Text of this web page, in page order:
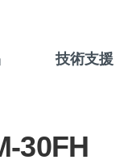
技術支援
30FH